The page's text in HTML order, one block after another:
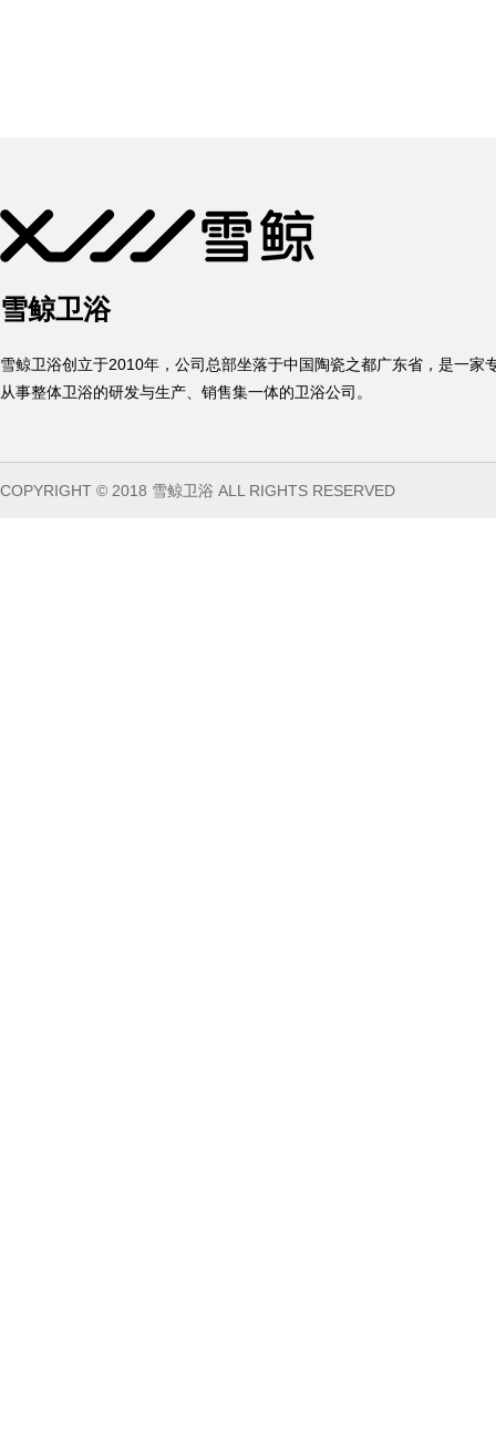
雪鲸卫浴
雪鲸卫浴创立于2010年，公司总部坐落于中国陶瓷之都广东省，是一家
从事整体卫浴的研发与生产、销售集一体的卫浴公司。
COPYRIGHT © 2018 雪鲸卫浴 ALL RIGHTS RESERVED